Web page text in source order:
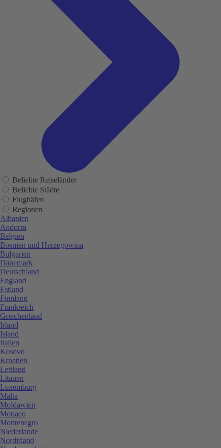
Beliebte Reiseländer
Beliebte Städte
Flughäfen
Regionen
Albanien
Andorra
Belgien
Bosnien und Herzegowina
Bulgarien
Dänemark
Deutschland
England
Estland
Finnland
Frankreich
Griechenland
Irland
Island
Italien
Kosovo
Kroatien
Lettland
Litauen
Luxemburg
Malta
Moldawien
Monaco
Montenegro
Niederlande
Nordirland